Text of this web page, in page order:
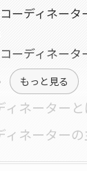
ーディネータ
ーディネータ
もっと見る
ィネーターと
ィネーター